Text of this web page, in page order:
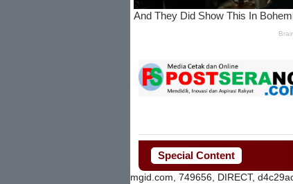
Special Content
mgid.com, 749656, DIRECT,